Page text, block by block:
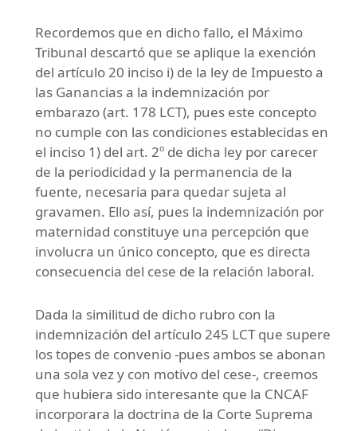
Recordemos que en dicho fallo, el Máximo
Tribunal descartó que se aplique la exención
del artículo 20 inciso i) de la ley de Impuesto a
las Ganancias a la indemnización por
embarazo (art. 178 LCT), pues este concepto
no cumple con las condiciones establecidas en
el inciso 1) del art. 2º de dicha ley por carecer
de la periodicidad y la permanencia de la
fuente, necesaria para quedar sujeta al
gravamen. Ello así, pues la indemnización por
maternidad constituye una percepción que
involucra un único concepto, que es directa
consecuencia del cese de la relación laboral.
Dada la similitud de dicho rubro con la
indemnización del artículo 245 LCT que supere
los topes de convenio -pues ambos se abonan
una sola vez y con motivo del cese-, creemos
que hubiera sido interesante que la CNCAF
incorporara la doctrina de la Corte Suprema